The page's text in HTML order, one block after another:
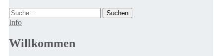
Suche
Info
Willkommen